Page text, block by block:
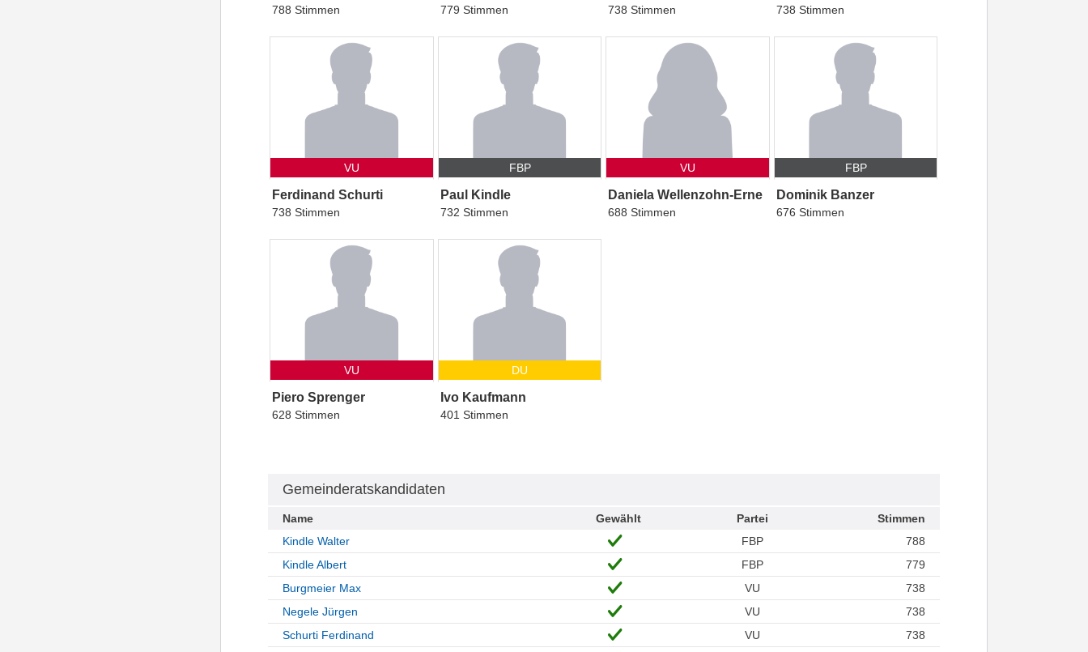
788 Stimmen 779 Stimmen 738 Stimmen 738 Stimmen
VU
Ferdinand Schurti
738 Stimmen
FBP
Paul Kindle
732 Stimmen
VU
Daniela Wellenzohn-Erne
688 Stimmen
FBP
Dominik Banzer
676 Stimmen
VU
Piero Sprenger
628 Stimmen
DU
Ivo Kaufmann
401 Stimmen
Gemeinderatskandidaten
Name Gewählt Partei
Stimmen
Kindle Walter
FBP
788
Kindle Albert
FBP
779
Burgmeier Max
VU
738
Negele Jürgen
VU
738
Schurti Ferdinand
VU
738